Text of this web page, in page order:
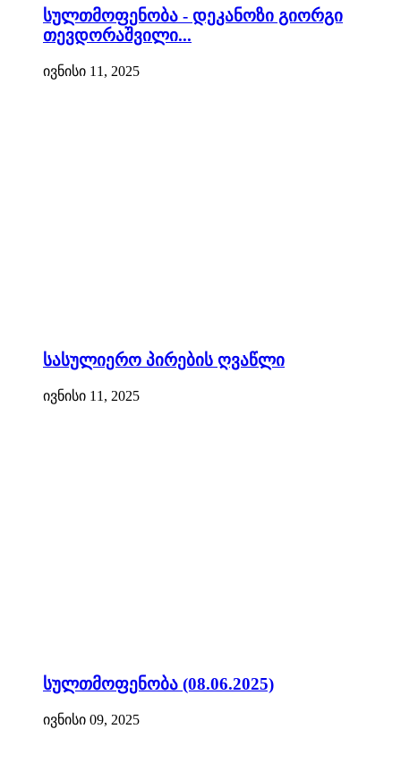
სულთმოფენობა - დეკანოზი გიორგი
თევდორაშვილი...
ივნისი 11, 2025
სასულიერო პირების ღვაწლი
ივნისი 11, 2025
სულთმოფენობა (08.06.2025)
ივნისი 09, 2025